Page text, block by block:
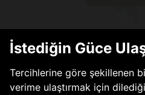
İstediğin Güce
Tercihlerine göre şekillenen
verime ulaştırmak için